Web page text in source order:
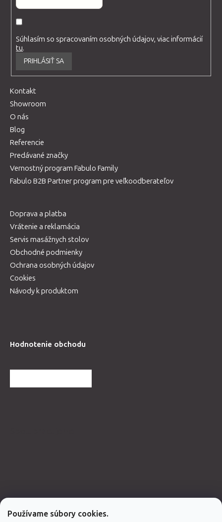
Používame súbory cookies.
Súhlasím so spracovaním osobných údajov, viac informácií
tu.
PRIHLÁSIŤ SA
Kontakt
Showroom
O nás
Blog
Referencie
Predávané značky
Vernostný program Fabulo Family
Fabulo B2B Partner program pre veľkoodberateľov
Doprava a platba
Vrátenie a reklamácia
Servis masážnych stolov
Obchodné podmienky
Ochrana osobných údajov
Cookies
Návody k produktom
Hodnotenie obchodu